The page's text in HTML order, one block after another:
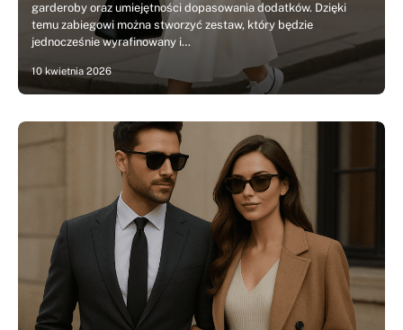
garderoby oraz umiejętności dopasowania dodatków. Dzięki
temu zabiegowi można stworzyć zestaw, który będzie
jednocześnie wyrafinowany i…
10 kwietnia 2026